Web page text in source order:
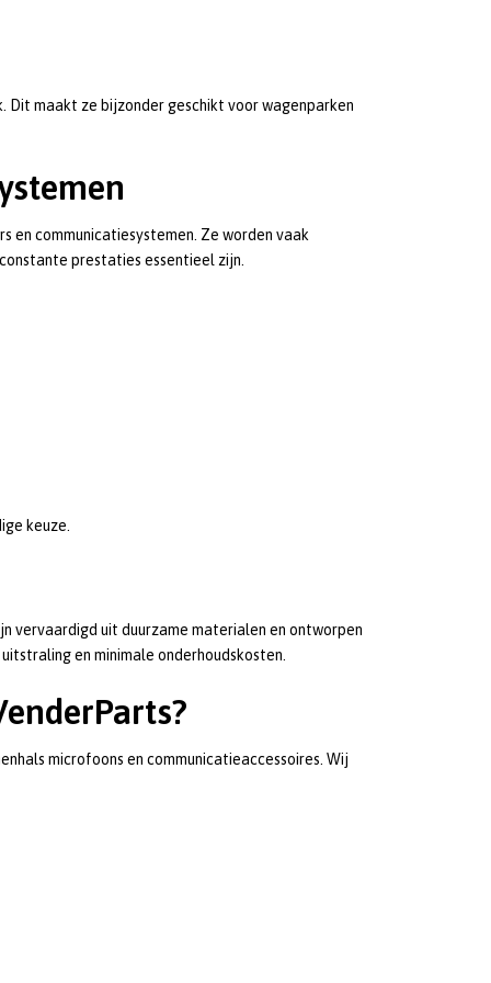
Dit maakt ze bijzonder geschikt voor wagenparken
en communicatiesystemen. Ze worden vaak
prestaties essentieel zijn.
keuze.
vervaardigd uit duurzame materialen en ontworpen
en minimale onderhoudskosten.
microfoons en communicatieaccessoires. Wij